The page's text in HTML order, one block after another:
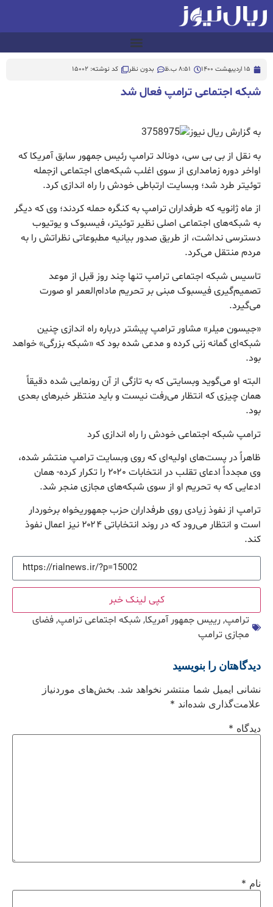
15 اردیبهشت 1400 8:51 ب.ظ بدون نظر کد نوشته: 15002
شبکه اجتماعی ترامپ فعال شد
به گزارش ریال نیوز
به نقل از بی بی سی، دونالد ترامپ رئیس جمهور سابق آمریکا که
اواخر دوره زمامداری از سوی اغلب شبکه‌های اجتماعی ازجمله
توئیتر طرد شد؛ وبسایت ارتباطی خودش را راه اندازی کرد.
از ماه ژانویه که طرفداران ترامپ به کنگره حمله کردند؛ وی که دیگر
به شبکه‌های اجتماعی اصلی نظیر توئیتر، فیسبوک و یوتیوب
دسترسی نداشت، از طریق صدور بیانیه مطبوعاتی نظراتش را به
مردم منتقل می‌کرد.
تاسیس شبکه اجتماعی ترامپ تنها چند روز قبل از موعد
تصمیم‌گیری فیسبوک مبنی بر تحریم مادام‌العمر او صورت
می‌گیرد.
«جیسون میلر» مشاور ترامپ پیشتر درباره راه اندازی چنین
شبکه‌ای گمانه زنی کرده و مدعی شده بود که «شبکه بزرگی» خواهد
بود.
البته او می‌گوید وبسایتی که به تازگی از آن رونمایی شده دقیقاً
همان چیزی که انتظار می‌رفت نیست و باید منتظر خبرهای بعدی
بود.
ترامپ شبکه اجتماعی خودش را راه اندازی کرد
ظاهراً در پست‌های اولیه‌ای که روی وبسایت ترامپ منتشر شده،
وی مجدداً ادعای تقلب در انتخابات ۲۰۲۰ را تکرار کرده- همان
ادعایی که به تحریم او از سوی شبکه‌های مجازی منجر شد.
ترامپ از نفوذ زیادی روی طرفداران حزب جمهوریخواه برخوردار
است و انتظار می‌رود که در روند انتخاباتی ۲۰۲۴ نیز اعمال نفوذ
کند.
کپی لینک خبر
ترامپ,رییس جمهور آمریکا, شبکه اجتماعی ترامپ,فضای
مجازی ترامپ
دیدگاهتان را بنویسید
نشانی ایمیل شما منتشر نخواهد شد. بخش‌های موردنیاز
علامت‌گذاری شده‌اند *
دیدگاه *
نام *